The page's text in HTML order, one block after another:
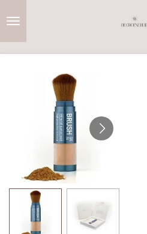
hoofdinhoud